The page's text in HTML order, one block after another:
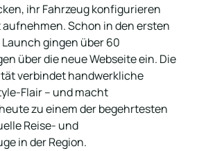
ihr Fahrzeug konfigurieren
Schon in den ersten
gingen über 60
über die neue Webseite ein. Die
verbindet handwerkliche
Flair – und macht
zu einem der begehrtesten
Reise- und
in der Region.